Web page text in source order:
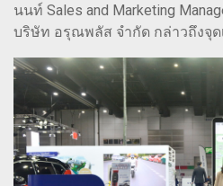
นนท์ Sales and Marketing
บริษัท อรุณพลัส จำกัด กล่าวถึงจุด